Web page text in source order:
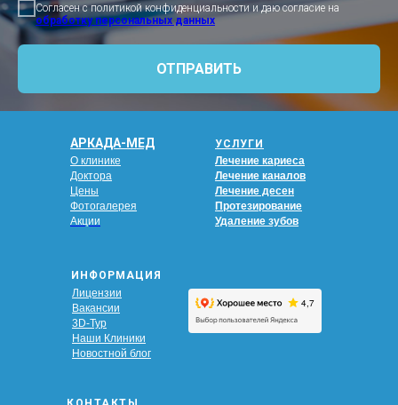
Согласен с политикой конфиденциальности и даю согласие на
обработку персональных данных
ОТПРАВИТЬ
О клинике
Доктора
Цены
Фотогалерея
Акции
УСЛУГИ
Лечение кариеса
Лечение каналов
Лечение десен
Протезирование
Удаление зубов
ИНФОРМАЦИЯ
Лицензии
Вакансии
3D-Тур
Наши Клиники
Новостной блог
АРКАДА-МЕД